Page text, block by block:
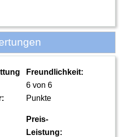
Freundlichkeit:
6 von 6
Punkte
Preis-
Leistung: